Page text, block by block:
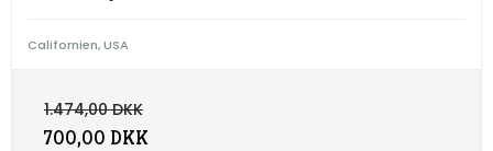
Californien, USA
1.474,00 DKK
700,00 DKK